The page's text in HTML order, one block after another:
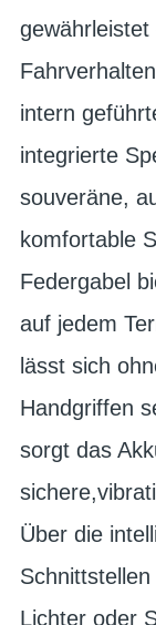
intern
integrierte
souveräne,
komfortable
Federgabel
auf jedem
lässt sich
Handgriffen
sorgt das
Über die
Lichter oder